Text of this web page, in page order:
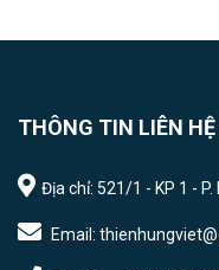
THÔNG TIN LIÊN HỆ
Địa chỉ: 521/1 - KP 1 -
Email: